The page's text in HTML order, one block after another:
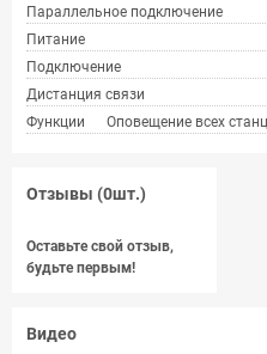
Параллельное подключение
Питание
Подключение
Дистанция связи
Функции
Оповещение всех
Отзывы (0шт.)
Оставьте свой отзыв,
будьте первым!
Видео